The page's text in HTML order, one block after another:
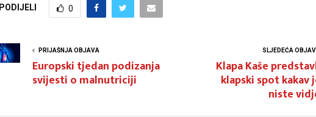
PODIJELI 0
PRIJAŠNJA OBJAVA
Europski tjedan podizanja
svijesti o malnutriciji
SLJEDEĆA
Klapa Kaše
klapski spot kakav
niste